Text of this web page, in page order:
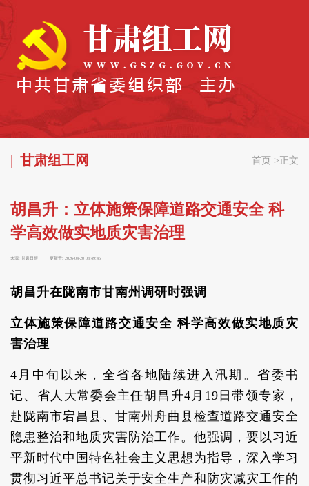
甘肃组工网 首页 > 正文
胡昌升：立体施策保障道路交通安全 科
学高效做实地质灾害治理
来源: 甘肃日报 更新于: 2026-04-20 08:49:45
胡昌升在陇南市甘南州调研时强调
立体施策保障道路交通安全 科学高效做实地质灾
害治理
4月中旬以来，全省各地陆续进入汛期。省委书
记、省人大常委会主任胡昌升4月19日带领专家，
赴陇南市宕昌县、甘南州舟曲县检查道路交通安全
隐患整治和地质灾害防治工作。他强调，要以习近
平新时代中国特色社会主义思想为指导，深入学习
贯彻习近平总书记关于安全生产和防灾减灾工作的